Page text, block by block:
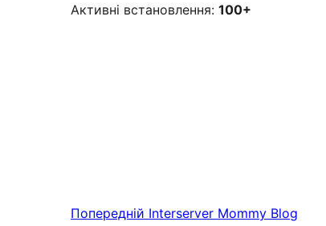
Активні встановлення: 100+
Попередній Interserver Mommy Blog